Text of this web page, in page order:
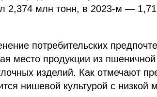
2,374 млн тонн, в 2023-м —
потребительских
место продукции из
изделий. Как отмечают
нишевой культурой с низкой